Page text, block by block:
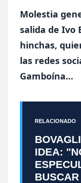
Molestia
salida de Ivo
hinchas,
las redes
Gamboína…
RELACIONADO
IDEA: